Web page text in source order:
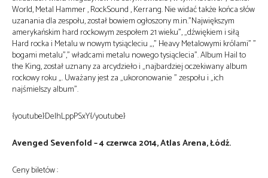
World, Metal Hammer , RockSound , Kerrang. Nie widać także końca słów
uzanania dla zespołu, został bowiem ogłoszony m.in.”Największym
amerykańskim hard rockowym zespołem 21 wieku”, „dźwiękiem i siłą
Hard rocka i Metalu w nowym tysiącleciu „,” Heavy Metalowymi królami” ”
bogami metalu”,” władcami metalu nowego tysiąclecia”. Album Hail to
the King, został uznany za arcydzieło i „najbardziej oczekiwany album
rockowy roku „. Uważany jest za „ukoronowanie ” zespołu i „ich
najśmielszy album”.
{youtube}DelhLppPSxY{/youtube}
Avenged Sevenfold – 4 czerwca 2014, Atlas Arena, Łódź.
Ceny biletów :